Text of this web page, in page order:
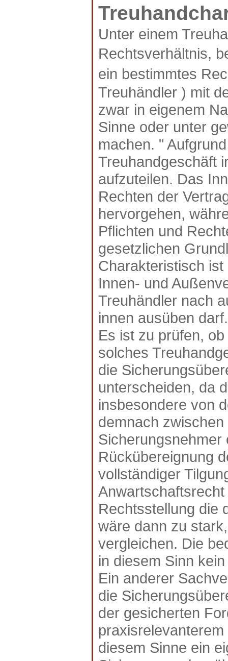
Unter einem
Rechtsverhältnis,
ein bestimmtes
Treuhändler ) mit
zwar in eigenem
Sinne oder unter
machen. "
Treuhandgeschäft
aufzuteilen. Das
Rechten der
hervorgehen,
Pflichten und
gesetzlichen
Charakteristisch
Innen- und
Treuhändler nach
innen ausüben darf.
Es ist zu prüfen,
solches
die
unterscheiden, da
insbesondere von
demnach
Sicherungsnehmer
Rückübereignung
vollständiger
Rechtsstellung die
wäre dann zu
vergleichen. Die
in diesem Sinn
Ein anderer
die
der gesicherten
diesem Sinne ein